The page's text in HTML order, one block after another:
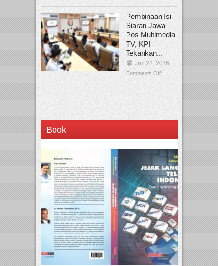
Pembinaan Isi
Siaran Jawa
Pos Multimedia
TV, KPI
Tekankan...
Jun 22, 2026
Comments Off
Book